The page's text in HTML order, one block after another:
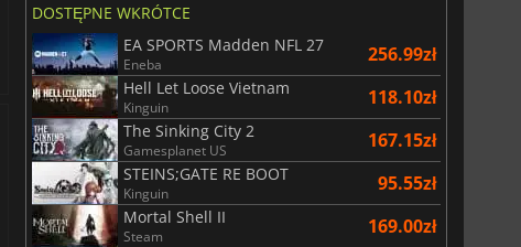
DOSTĘPNE WKRÓTCE
EA SPORTS Madden NFL 27
Eneba 256.99zł
Hell Let Loose Vietnam
Kinguin 118.10zł
The Sinking City 2
Gamesplanet US 167.15zł
STEINS;GATE RE BOOT
Kinguin 95.55zł
Mortal Shell II
Steam 169.00zł